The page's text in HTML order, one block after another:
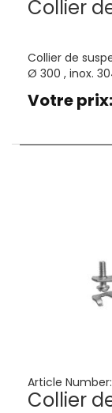
Collier
Collier de
Ø 300 , inox.
Votre prix:
Article Number:
Collier